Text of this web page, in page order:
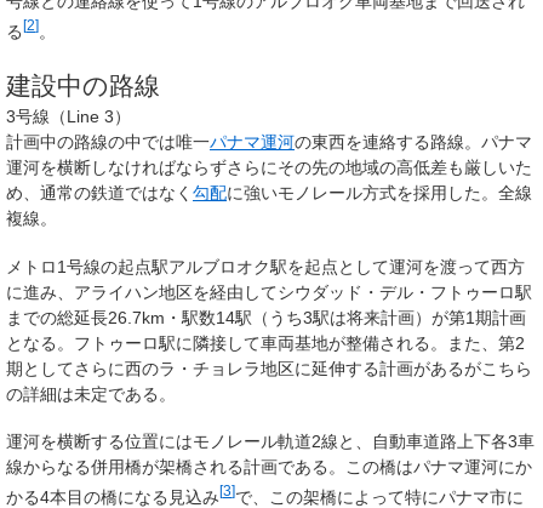
る[2]。
建設中の路線
3号線（Line 3）
計画中の路線の中では唯一パナマ運河の東西を連絡する路線。パナマ
運河を横断しなければならずさらにその先の地域の高低差も厳しいた
め、通常の鉄道ではなく 勾配に強いモノレール方式を採用した。全線
複線。
メトロ1号線の起点駅アルブロオク駅を起点として運河を渡って西方
に進み、アライハン地区を経由してシウダッド・デル・フトゥーロ駅
までの総延長26.7km・駅数14駅（うち3駅は将来計画）が第1期計画
となる。フトゥーロ駅に隣接して車両基地が整備される。また、第2
期としてさらに西のラ・チョレラ地区に延伸する計画があるがこちら
の詳細は未定である。
運河を横断する位置にはモノレール軌道2線と、自動車道路上下各3車
線からなる併用橋が架橋される計画である。この橋はパナマ運河にか
かる4本目の橋になる見込み[3]で、この架橋によって特にパナマ市に